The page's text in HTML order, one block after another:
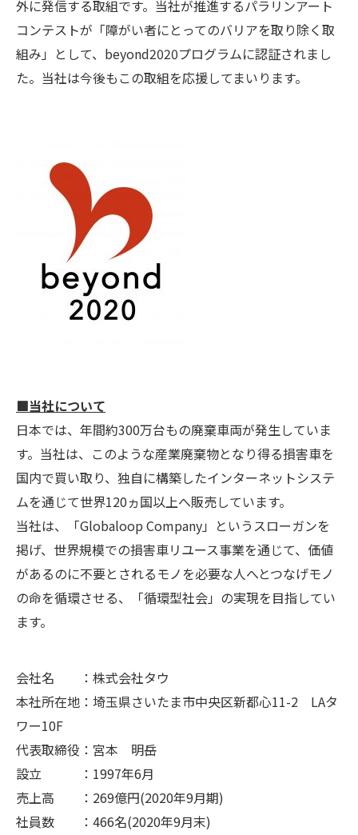
外に発信する取組です。当社が推進するパラリンアート
コンテストが「障がい者にとってのバリアを取り除く取
組み」として、beyond2020プログラムに認証されまし
た。当社は今後もこの取組を応援してまいります。
■当社について
日本では、年間約300万台もの廃棄車両が発生していま
す。当社は、このような産業廃棄物となり得る損害車を
国内で買い取り、独自に構築したインターネットシステ
ムを通じて世界120ヵ国以上へ販売しています。
当社は、「Globaloop Company」というスローガンを
掲げ、世界規模での損害車リユース事業を通じて、価値
があるのに不要とされるモノを必要な人へとつなげモノ
の命を循環させる、「循環型社会」の実現を目指してい
ます。
会社名 ：株式会社タウ
本社所在地：埼玉県さいたま市中央区新都心11-2 LAタ
ワー10F
代表取締役：宮本 明岳
設立 ：1997年6月
売上高 ：269億円(2020年9月期)
社員数 ：466名(2020年9月末)